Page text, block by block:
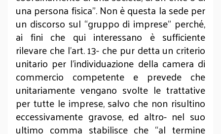
una persona fisica”. Non è questa la sede per
un discorso sul “gruppo di imprese” perché,
ai fini che qui interessano è sufficiente
rilevare che l’art. 13- che pur detta un criterio
unitario per l’individuazione della camera di
commercio competente e prevede che
unitariamente vengano svolte le trattative
per tutte le imprese, salvo che non risultino
eccessivamente gravose, ed altro- nel suo
ultimo comma stabilisce che “al termine